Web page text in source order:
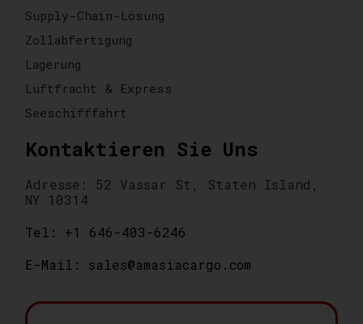
Supply-Chain-Lösung
Zollabfertigung
Lagerung
Luftfracht & Express
Seeschifffahrt
Kontaktieren Sie Uns
Adresse: 52 Vassar St, Staten Island,
NY 10314
Tel: +1 646-403-6246
E-Mail: sales@amasiacargo.com